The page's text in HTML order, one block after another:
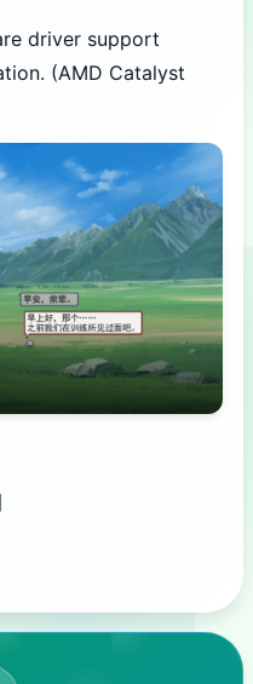
driver support
(AMD Catalyst